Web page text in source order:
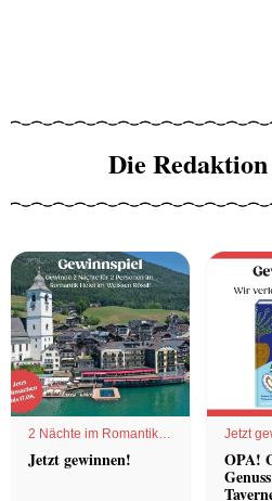
Die
2 Nächte im Romantik
Hotel
Jetzt gewinnen!
Jetzt
OPA!